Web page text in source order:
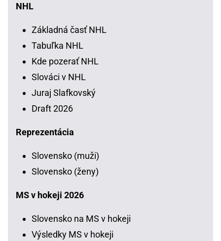
NHL
Základná časť NHL
Tabuľka NHL
Kde pozerať NHL
Slováci v NHL
Juraj Slafkovský
Draft 2026
Reprezentácia
Slovensko (muži)
Slovensko (ženy)
MS v hokeji 2026
Slovensko na MS v hokeji
Výsledky MS v hokeji